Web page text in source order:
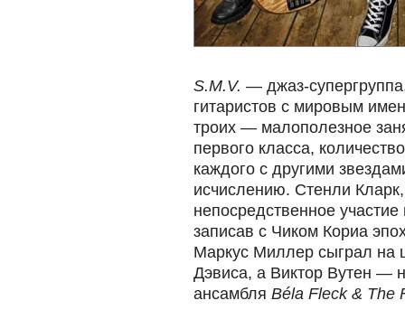
S.M.V. — джаз-
гитаристов с мировым
троих — малополезное
первого класса,
каждого с другими
исчислению. Стенли
непосредственное
записав с Чиком Кориа
Маркус Миллер сыграл на
Дэвиса, а Виктор Вутен —
ансамбля Béla Fleck & The